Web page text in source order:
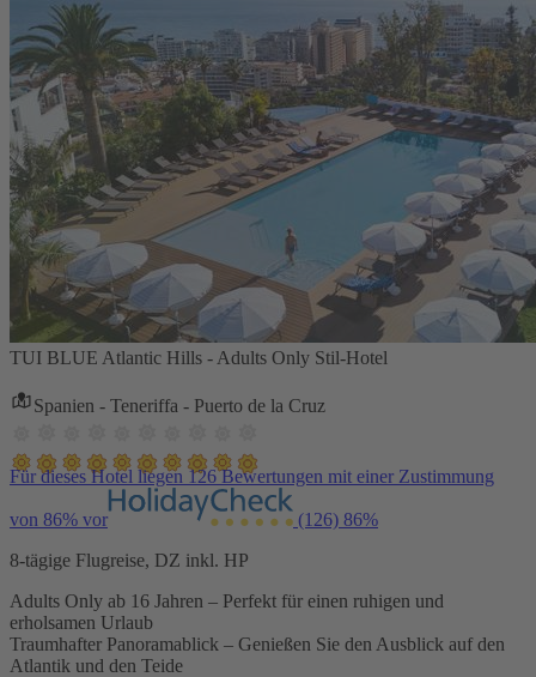
TUI BLUE Atlantic Hills - Adults Only Stil-Hotel
Spanien - Teneriffa - Puerto de la Cruz
Für dieses Hotel liegen 126 Bewertungen mit einer Zustimmung
von 86% vor (126) 86%
8-tägige Flugreise, DZ inkl. HP
Adults Only ab 16 Jahren – Perfekt für einen ruhigen und
erholsamen Urlaub
Traumhafter Panoramablick – Genießen Sie den Ausblick auf den
Atlantik und den Teide